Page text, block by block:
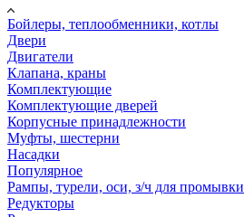
Бойлеры, теплообменники, котлы
Двери
Двигатели
Клапана, краны
Комплектующие
Комплектующие дверей
Корпусные принадлежности
Муфты, шестерни
Насадки
Популярное
Рампы, турели, оси, з/ч для промывки
Редукторы